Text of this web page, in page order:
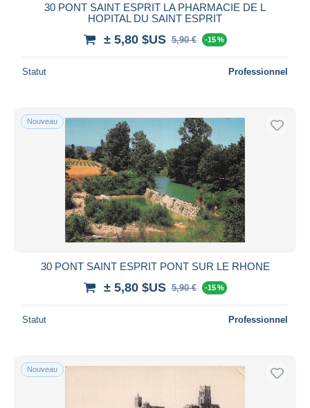
30 PONT SAINT ESPRIT LA PHARMACIE DE L
HOPITAL DU SAINT ESPRIT
± 5,80 $US 5,90 € -15 %
Statut Professionnel
Nouveau
30 PONT SAINT ESPRIT PONT SUR LE RHONE
± 5,80 $US 5,90 € -15 %
Statut Professionnel
Nouveau